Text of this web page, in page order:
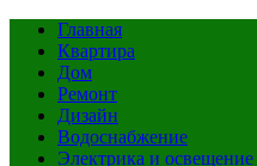
Главная
Квартира
Дом
Ремонт
Дизайн
Водоснабжение
Электрика и освещение